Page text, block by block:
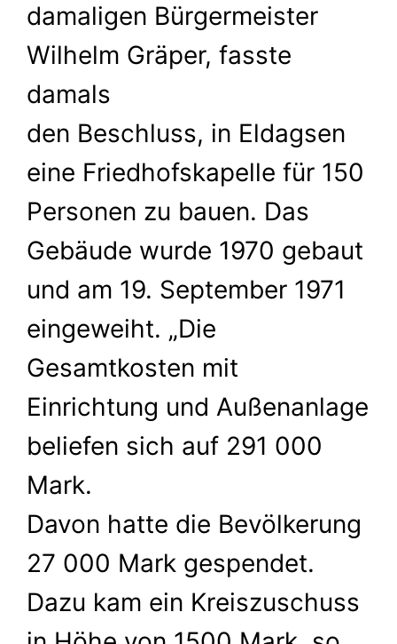
damaligen Bürgermeister
Wilhelm Gräper, fasste
damals
den Beschluss, in Eldagsen
eine Friedhofskapelle für 150
Personen zu bauen. Das
Gebäude wurde 1970 gebaut
und am 19. September 1971
eingeweiht. „Die
Gesamtkosten mit
Einrichtung und Außenanlage
beliefen sich auf 291 000
Mark.
Davon hatte die Bevölkerung
27 000 Mark gespendet.
Dazu kam ein Kreiszuschuss